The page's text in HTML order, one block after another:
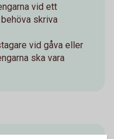
vid ett
skriva
vid gåva eller
ska vara